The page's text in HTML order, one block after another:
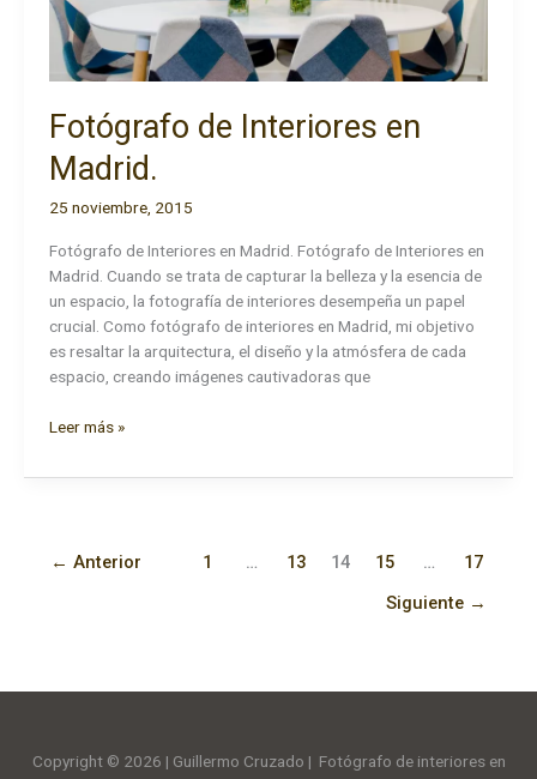
Fotógrafo de Interiores en
Madrid.
25 noviembre, 2015
Fotógrafo de Interiores en Madrid. Fotógrafo de Interiores en
Madrid. Cuando se trata de capturar la belleza y la esencia de
un espacio, la fotografía de interiores desempeña un papel
crucial. Como fotógrafo de interiores en Madrid, mi objetivo
es resaltar la arquitectura, el diseño y la atmósfera de cada
espacio, creando imágenes cautivadoras que
Fotógrafo
Interiores
Leer más »
← Anterior 1 … 13 14 15 …
17
Siguiente →
Copyright © 2026 | Guillermo Cruzado | Fotógrafo de interiores en